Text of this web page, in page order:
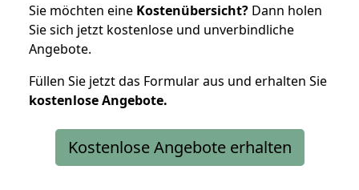
Sie möchten eine Kostenübersicht? Dann holen
Sie sich jetzt kostenlose und unverbindliche
Angebote.
Füllen Sie jetzt das Formular aus und erhalten Sie
kostenloseAngebote.
Kostenlose Angebote erhalten